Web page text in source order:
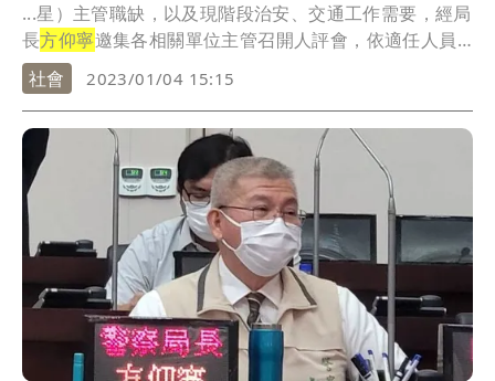
...星）主管職缺，以及現階段治安、交通工作需要，經局
長方仰寧邀集各相關單位主管召開人評會，依適任人員
之品...
社會 2023/01/04 15:15